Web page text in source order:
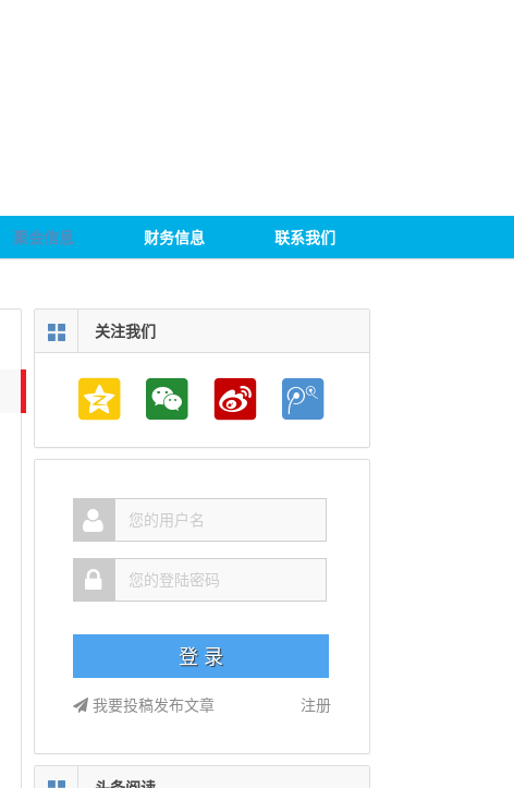
聚会信息 财务信息 联系我们
关注我们
注册
我要投稿发布文章